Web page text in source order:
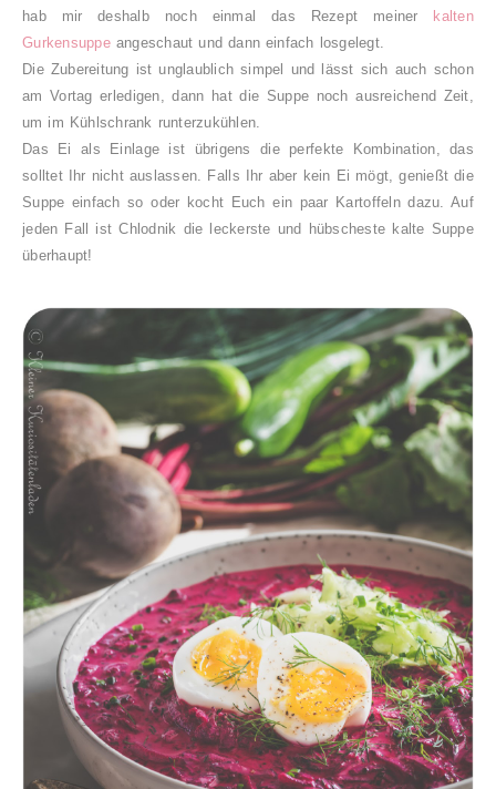
hab mir deshalb noch einmal das Rezept meiner
kalten
Gurkensuppeangeschaut und dann einfach losgelegt.
Die Zubereitung ist unglaublich simpel und lässt sich auch schon
am Vortag erledigen, dann hat die Suppe noch ausreichend Zeit,
um im Kühlschrank runterzukühlen.
Das Ei als Einlage ist übrigens die perfekte Kombination, das
solltet Ihr nicht auslassen. Falls Ihr aber kein Ei mögt, genießt die
Suppe einfach so oder kocht Euch ein paar Kartoffeln dazu. Auf
jeden Fall ist Chlodnik die leckerste und hübscheste kalte Suppe
überhaupt!